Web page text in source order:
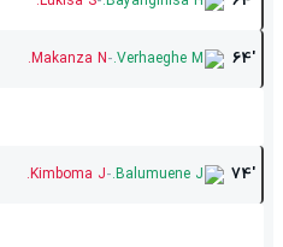
64'
Verhaeghe M.
-
Makanza N.
74'
Balumuene J.
-
Kimboma J.